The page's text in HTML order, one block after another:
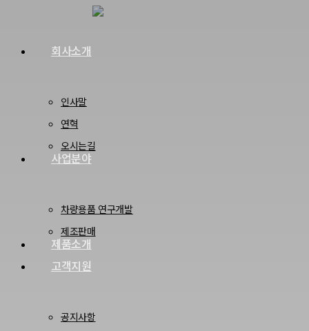
Menu 회사소개
인사말
연혁
오시는길
사업분야
차량용품 연구개발
제조판매
제품소개
고객지원
공지사항